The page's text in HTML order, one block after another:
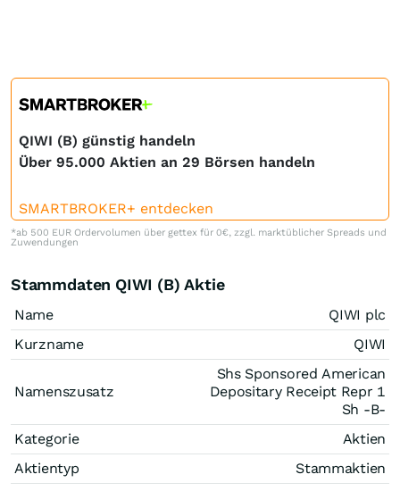
QIWI (B) günstig handeln
Über 95.000 Aktien an 29 Börsen handeln
SMARTBROKER+ entdecken
*ab 500 EUR Ordervolumen über gettex für 0€, zzgl. marktüblicher Spreads und
Zuwendungen
Stammdaten QIWI (B) Aktie
Name
QIWI plc
Kurzname
QIWI
Namenszusatz
Shs Sponsored American
Depositary Receipt Repr 1
Sh -B-
Kategorie
Aktien
Aktientyp
Stammaktien